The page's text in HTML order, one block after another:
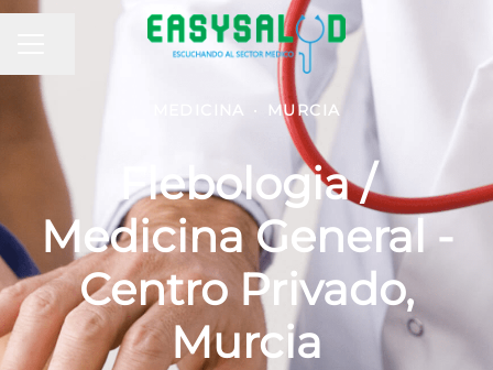
MENÚ DE EMPLEO
Compartir página
MEDICINA · MURCIA
Flebologia /
Medicina General -
Centro Privado,
Murcia